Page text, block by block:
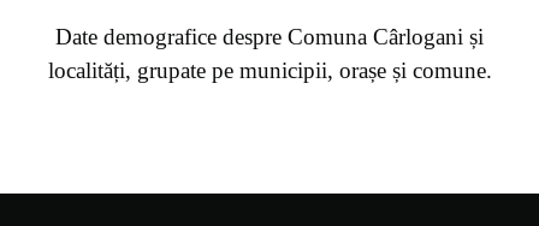
Date demografice despre Comuna Cârlogani și
localități, grupate pe municipii, orașe și comune.